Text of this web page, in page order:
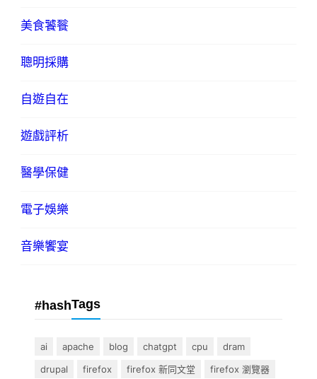
美食饕餮
聰明採購
自遊自在
遊戲評析
醫學保健
電子娛樂
音樂饗宴
#hashTags
ai apache blog chatgpt cpu
dram
drupal
firefox firefox 新同文堂
firefox 瀏覽器